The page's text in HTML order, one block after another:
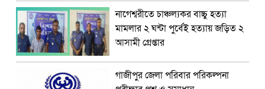
নাগেশ্বরীতে চাঞ্চল্যকর বাচ্চু হত্যা
মামলার ২ ঘন্টা পুর্বেই হত্যায় জড়িত ২
আসামী গ্রেপ্তার
গাজীপুর জেলা পরিবার পরিকল্পনা